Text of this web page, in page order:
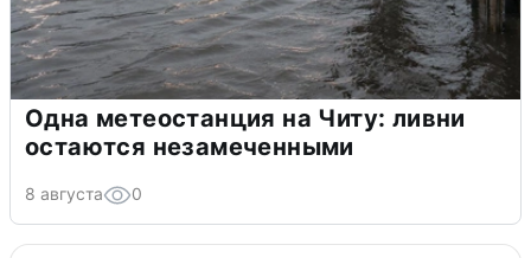
Одна метеостанция на Читу: ливни
остаются незамеченными
8 августа 0